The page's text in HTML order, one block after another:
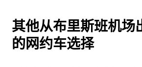
其他从布里斯班机场
的网约车选择